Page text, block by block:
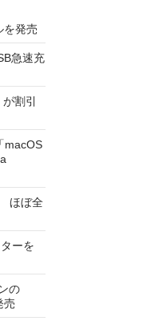
を発売
急速充
割引
macOS
ほぼ全
ーを
の
売